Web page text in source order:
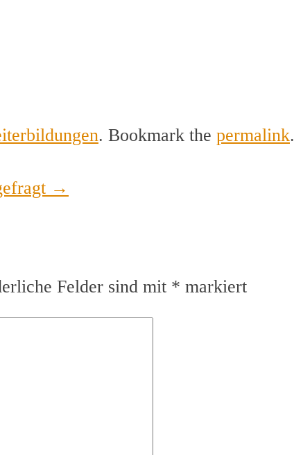
. Bookmark the permalink.
→
Felder sind mit * markiert